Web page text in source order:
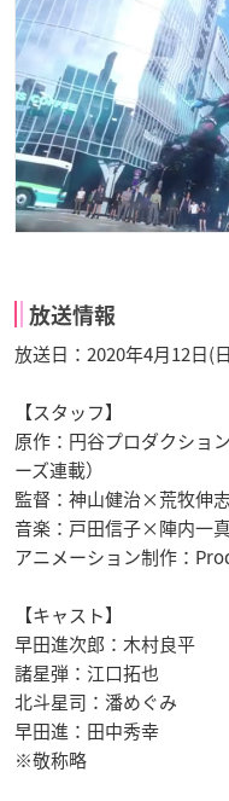
放送情報
放送日：2020年4月12日(
【スタッフ】
原作：円谷プロダクショ
ーズ連載）
監督：神山健治×荒牧伸
音楽：戸田信子×陣内一真
アニメーション制作：
【キャスト】
早田進次郎：木村良平
諸星弾：江口拓也
北斗星司：潘めぐみ
早田進：田中秀幸
※敬称略